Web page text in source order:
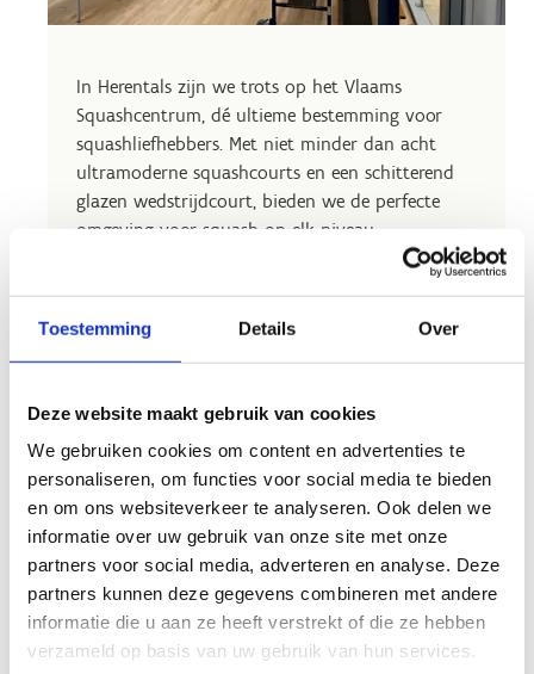
Toestemming Details Over
Deze website maakt gebruik van cookies
We gebruiken cookies om content en advertenties te
personaliseren, om functies voor social media te bieden
en om ons websiteverkeer te analyseren. Ook delen we
informatie over uw gebruik van onze site met onze
partners voor social media, adverteren en analyse. Deze
partners kunnen deze gegevens combineren met andere
informatie die u aan ze heeft verstrekt of die ze hebben
verzameld op basis van uw gebruik van hun services.
In Herentals zijn we trots op het Vlaams
Squashcentrum, dé ultieme bestemming voor
squashliefhebbers. Met niet minder dan acht
ultramoderne squashcourts en een schitterend
glazen wedstrijdcourt, bieden we de perfecte
omgeving voor squash op elk niveau.
Of je nu een beginnende speler bent die de basis
bent, bij ons ben je aan het juiste adres. Bereid je
voor op spannende rally's en verbeter je
squashcentrum!
Let op, het glazen wedstrijdcourt is enkel te
reserveren via of door Squash Vlaanderen.